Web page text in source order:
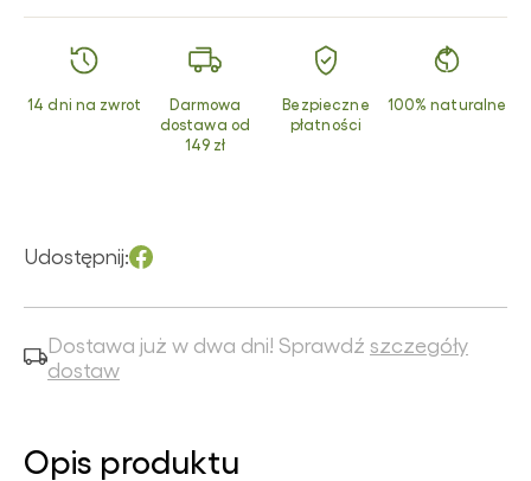
14 dni na zwrot
Darmowa
dostawa od
149 zł
Bezpieczne
płatności
100% naturalne
Udostępnij:
Dostawa już w dwa dni! Sprawdź szczegóły
dostaw
Opis produktu